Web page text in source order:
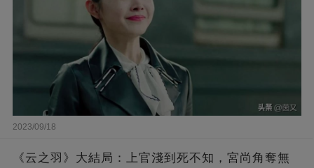
2023/09/18
《云之羽》大結局：上官淺到死不知，宮尚角奪無